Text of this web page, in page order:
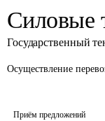
Силовые
Государственный
Осуществление
Приём предложений